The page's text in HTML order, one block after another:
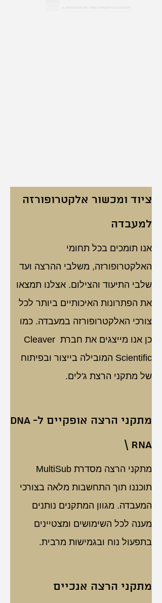
ציוד ומכשור אלקטרופורזה
למעבדה
אנו תומכים בכל תחומי
האלקטרופורזה, משלבי ההרצה ועד
שלבי התיעוד והצילום. אצלנו תמצאו
את הפתרונות האיכותיים ביותר לכל
צורכי האלקטרופורזה במעבדה. כמו
כן אנו מייצגים את חברת Cleaver
Scientific המובילה בייצור ובפיתוח
של מתקני הרצת ג'לים.
מתקני הרצה אופקיים ל-DNA
\ RNA
תוכננו תוך התחשבות מלאה בצורכי
המעבדה. מגוון המתקנים נותנים
מענה לכל השימושים ומצטיינים
בתפעול נוח ובגמישות מרבית.
מתקני הרצה אנכיים